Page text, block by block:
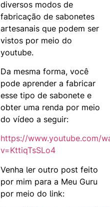
diversos modos de
fabricação de sabonetes
artesanais que podem ser
vistos por meio do
youtube.
Da mesma forma, você
pode aprender a fabricar
esse tipo de sabonete e
obter uma renda por meio
do vídeo a seguir:
https://www.youtube.com/
v=KttiqTsSLo4
Venha ler outro post feito
por mim para a Meu Guru
por meio do link: